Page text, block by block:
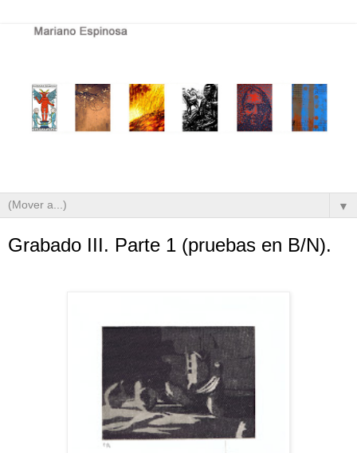
▼
Grabado III. Parte 1 (pruebas en B/N).